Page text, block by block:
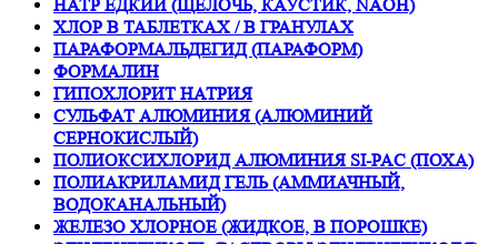
НАТР ЕДКИЙ (ЩЕЛОЧЬ, КАУСТИК, NAOH)
ХЛОР В ТАБЛЕТКАХ / В ГРАНУЛАХ
ПАРАФОРМАЛЬДЕГИД (ПАРАФОРМ)
ФОРМАЛИН
ГИПОХЛОРИТ НАТРИЯ
СУЛЬФАТ АЛЮМИНИЯ (АЛЮМИНИЙ
СЕРНОКИСЛЫЙ)
ПОЛИОКСИХЛОРИД АЛЮМИНИЯ SI-PAC (ПОХА)
ПОЛИАКРИЛАМИД ГЕЛЬ (АММИАЧНЫЙ,
ВОДОКАНАЛЬНЫЙ)
ЖЕЛЕЗО ХЛОРНОЕ (ЖИДКОЕ, В ПОРОШКЕ)